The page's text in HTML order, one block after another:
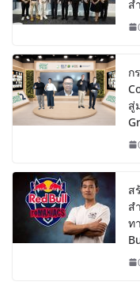
ส
ก
สู่
ส
ส
ท